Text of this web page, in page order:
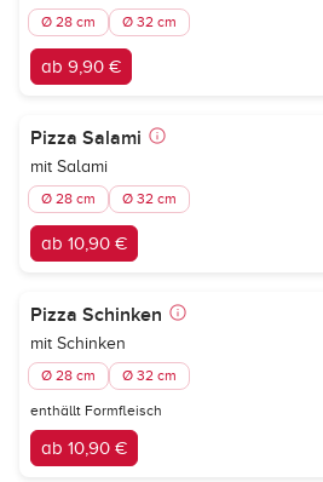
Ø 28 cm Ø 32 cm
ab 9,90 €
Pizza Salami
mit Salami
Ø 28 cm Ø 32 cm
ab 10,90 €
Pizza Schinken
mit Schinken
Ø 28 cm Ø 32 cm
enthällt Formfleisch
ab 10,90 €